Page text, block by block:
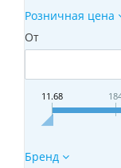
Розничная цена
От
11.68
Бренд